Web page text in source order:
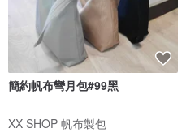
簡約帆布彎月包#99黑
XX SHOP 帆布製包